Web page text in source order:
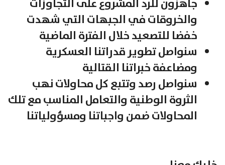
جاهزون للرد المشروع على التجاوزات
والخروقات في الجبهات التي شهدت
خفضا للتصعيد خلال الفترة الماضية
سنواصل تطوير قدراتنا العسكرية
ومضاعفة خبراتنا القتالية
سنواصل رصد وتتبع كل محاولات نهب
الثروة الوطنية والتعامل المناسب مع تلك
المحاولات ضمن واجباتنا ومسؤولياتنا